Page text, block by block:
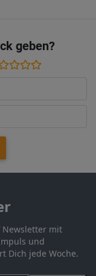
geben?
Newsletter mit
und
Dich jede Woche.